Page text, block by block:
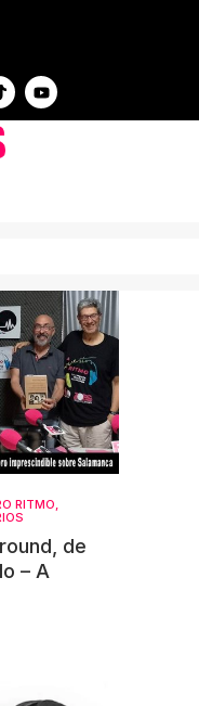
RITMO
de
– A